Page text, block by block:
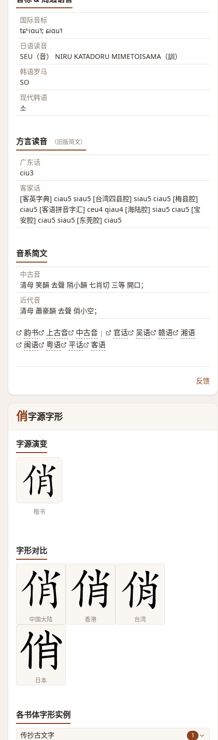
国际音标
tɕʰiɑu˥˧; ɕiɑu˥˧
日语读音
SEU（音） NIRU KATADORU MIMETOISAMA（訓）
韩语罗马
SO
现代韩语
소
方言读音 （旧版简文）
广东话
ciu3
客家话
[客英字典] ciau5 siau5 [台湾四县腔] siau5 ciau5 [梅县腔]
ciau5 [客语拼音字汇] ceu4 qiau4 [海陆腔] siau5 ciau5 [宝
安腔] ciau5 siau5 [东莞腔] ciau5
音系简文
中古音
清母 笑韻 去聲 陗小韻 七肖切 三等 開口；
近代音
清母 蕭豪韻 去聲 俏小空；
韵书 上古音 中古音 | 官话 吴语 赣语
湘语
闽语
粤语 平话 客语
反馈
俏字源字形
字源演变
楷书
字形对比
中国大陆 香港 台湾
日本
各书体字形实例
传抄古文字 1